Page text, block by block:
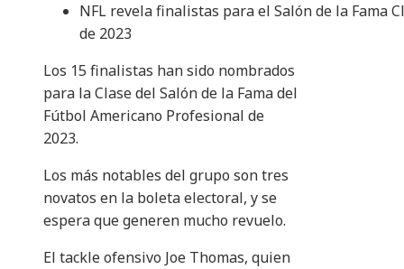
NFL revela finalistas para el Salón de la Fama
de 2023
Los 15 finalistas han sido nombrados
para la Clase del Salón de la Fama del
Fútbol Americano Profesional de
2023.
Los más notables del grupo son tres
novatos en la boleta electoral, y se
espera que generen mucho revuelo.
El tackle ofensivo Joe Thomas, quien